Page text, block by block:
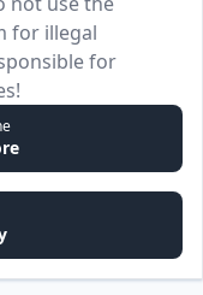
for illegal
for